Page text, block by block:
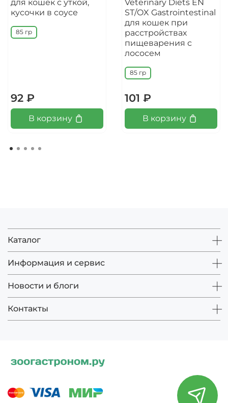
для кошек с уткой,
кусочки в соусе
85 гр
92 ₽
В корзину
Veterinary Diets EN
ST/OX Gastrointestinal
для кошек при
расстройствах
пищеварения с
лососем
85 гр
101 ₽
В корзину
Каталог
Информация и сервис
Новости и блоги
Контакты